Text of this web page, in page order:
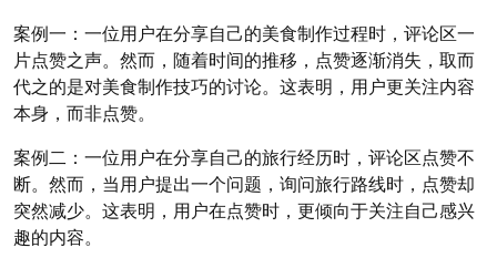
案例一：一位用户在分享自己的美食制作过程时，评论区一
片点赞之声。然而，随着时间的推移，点赞逐渐消失，取而
代之的是对美食制作技巧的讨论。这表明，用户更关注内容
本身，而非点赞。
案例二：一位用户在分享自己的旅行经历时，评论区点赞不
断。然而，当用户提出一个问题，询问旅行路线时，点赞却
突然减少。这表明，用户在点赞时，更倾向于关注自己感兴
趣的内容。